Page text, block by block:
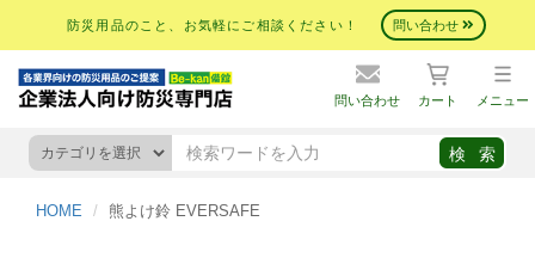
防災用品のこと、お気軽にご相談ください！ 問い合わせ
問い合わせ カート メニュー
HOME 熊よけ鈴 EVERSAFE